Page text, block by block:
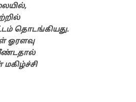
தொடங்கியது.
ஓரளவு
மீண்டதால்